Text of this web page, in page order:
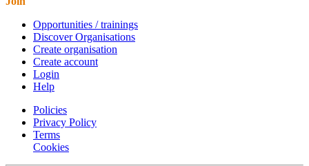
Opportunities / trainings
Discover Organisations
Create organisation
Create account
Login
Help
Policies
Privacy Policy
Terms
Cookies